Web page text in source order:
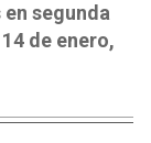
segunda
de enero,